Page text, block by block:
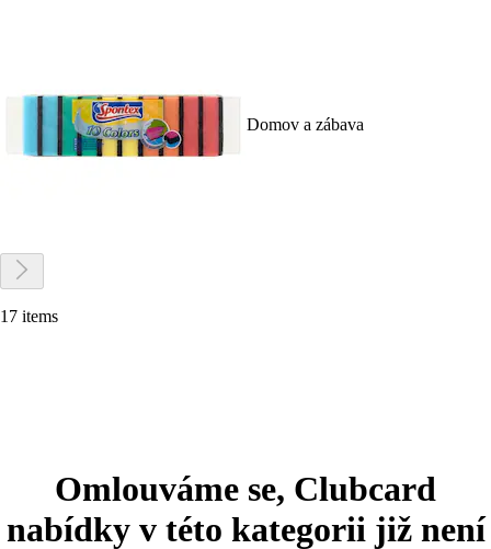
Domov a zábava
17 items
Omlouváme se, Clubcard
nabídky v této kategorii již není